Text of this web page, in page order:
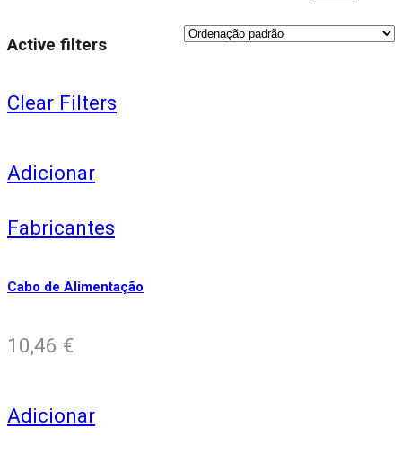
Active filters
Clear Filters
Adicionar
Fabricantes
Cabo de Alimentação
10,46 €
Adicionar